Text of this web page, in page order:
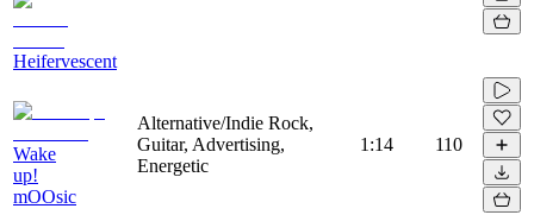
Heifervescent
Wake
up!
mOOsic
Alternative/Indie Rock,
Guitar, Advertising,
Energetic
1:14 110